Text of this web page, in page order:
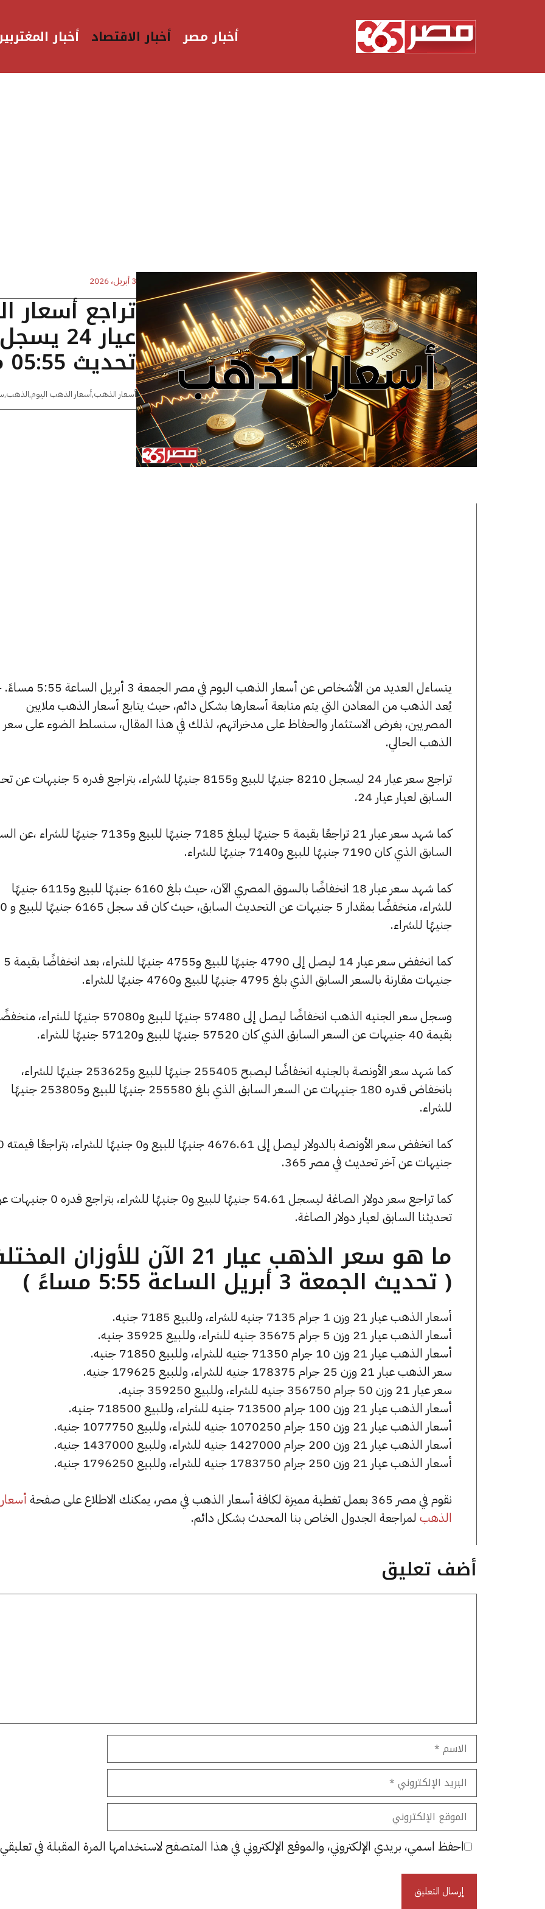
أخبار مصر أخبار الاقتصاد أخبار
3 أبريل، 2026
تراجع
تحديث 05:55 مساءًا
أسعار الذهب,أسعار الذهب اليوم,الذهب,
يتساءل العديد من الأشخاص عن أسعار الذهب اليوم
يُعد الذهب من المعادن التي يتم متابعة أسعارها بشكل دائم، حيث يتابع أسعار الذهب ملايين
المصريين، بغرض الاستثمار والحفاظ على مدخراتهم، لذلك في هذا المقال، سنسلط الضوء على سعر
الذهب الحالي.
تراجع سعر عيار 24 ليسجل 8210 جنيهًا للبيع و8155 جنيهًا للشراء،
السابق لعيار عيار 24.
كما شهد سعر عيار 21 تراجعًا بقيمة 5 جنيهًا ليبلغ 7185 جنيهًا للبيع و7135 جنيهًا
السابق الذي كان 7190 جنيهًا للبيع و7140 جنيهًا للشراء.
كما شهد سعر عيار 18 انخفاضًا بالسوق المصري الآن، حيث بلغ 6160 جنيهًا للبيع و6115 جنيهًا
للشراء،
جنيهًا للشراء.
كما انخفض سعر عيار 14 ليصل إلى 4790 جنيهًا للبيع و4755 جنيهًا للشراء، بعد انخفاضًا بقيمة 5
جنيهات مقارنة بالسعر السابق الذي بلغ 4795 جنيهًا للبيع و4760 جنيهًا للشراء.
وسجل سعر الجنيه الذهب انخفاضًا ليصل إلى 57480 جنيهًا للبيع و57080 جنيهًا للشراء،
بقيمة 40 جنيهات عن السعر السابق الذي كان 57520 جنيهًا للبيع و57120 جنيهًا للشراء.
كما شهد سعر الأونصة بالجنيه انخفاضًا ليصبح 255405 جنيهًا للبيع و253625 جنيهًا للشراء،
بانخفاض قدره 180 جنيهات عن السعر السابق الذي بلغ 255580 جنيهًا للبيع و253805 جنيهًا
للشراء.
كما انخفض سعر الأونصة بالدولار
جنيهات عن آخر تحديث في مصر 365.
كما تراجع سعر دولار الصاغة ليسجل 54.61 جنيهًا للبيع و0 جنيهًا للشراء، بتراجع
تحديثنا السابق لعيار دولار الصاغة.
ما هو سعر الذهب عيار 21 الآن للأوزان
( تحديث الجمعة 3 أبريل الساعة 5:55 مساءً )
أسعار الذهب عيار 21 وزن 1 جرام 7135 جنيه للشراء، وللبيع 7185 جنيه.
أسعار الذهب عيار 21 وزن 5 جرام 35675 جنيه للشراء، وللبيع 35925 جنيه.
أسعار الذهب عيار 21 وزن 10 جرام 71350 جنيه للشراء، وللبيع 71850 جنيه.
سعر الذهب عيار 21 وزن 25 جرام 178375 جنيه للشراء، وللبيع 179625 جنيه.
سعر عيار 21 وزن 50 جرام 356750 جنيه للشراء، وللبيع 359250 جنيه.
أسعار الذهب عيار 21 وزن 100 جرام 713500 جنيه للشراء، وللبيع 718500 جنيه.
أسعار الذهب عيار 21 وزن 150 جرام 1070250 جنيه للشراء، وللبيع 1077750 جنيه.
أسعار الذهب عيار 21 وزن 200 جرام 1427000 جنيه للشراء، وللبيع 1437000 جنيه.
أسعار الذهب عيار 21 وزن 250 جرام 1783750 جنيه للشراء، وللبيع 1796250 جنيه.
نقوم في مصر 365 بعمل تغطية مميزة لكافة أسعار الذهب في مصر، يمكنك الاطلاع على صفحة
أسعار
الذهب لمراجعة الجدول الخاص بنا المحدث بشكل دائم.
أضف تعليق
الاسم
البريد
الإلكتروني
الموقع
الإلكتروني
احفظ اسمي، بريدي الإلكتروني، والموقع الإلكتروني في هذا المتصفح لاستخدامها المرة المقبلة في